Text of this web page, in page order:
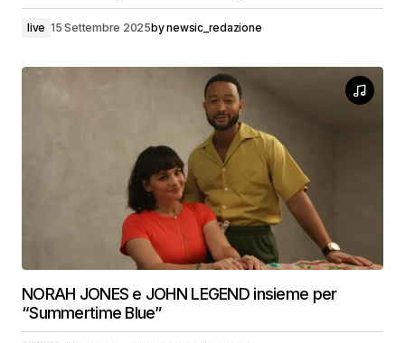
live 15 Settembre 2025bynewsic_redazione
NORAH JONES e JOHN LEGEND insieme per
“Summertime Blue”